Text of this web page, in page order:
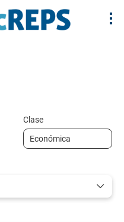
Clase